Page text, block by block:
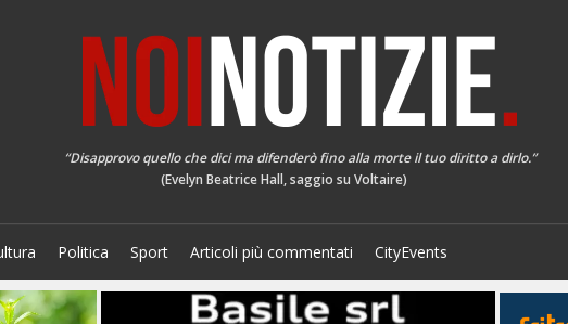
“Disapprovo quello che dici ma difenderò fino alla morte il tuo diritto a dirlo.”
(Evelyn Beatrice Hall, saggio su Voltaire)
Politica Sport Articoli più commentati CityEvents